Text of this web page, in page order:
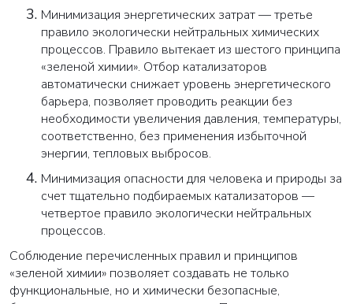
Минимизация энергетических затрат — третье
правило экологически нейтральных химических
процессов. Правило вытекает из шестого принципа
«зеленой химии». Отбор катализаторов
автоматически снижает уровень энергетического
барьера, позволяет проводить реакции без
необходимости увеличения давления, температуры,
соответственно, без применения избыточной
энергии, тепловых выбросов.
Минимизация опасности для человека и природы за
счет тщательно подбираемых катализаторов —
четвертое правило экологически нейтральных
процессов.
Соблюдение перечисленных правил и принципов
«зеленой химии» позволяет создавать не только
функциональные, но и химически безопасные,